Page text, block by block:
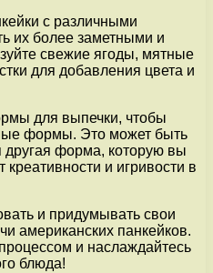
с различными
их более заметными и
свежие ягоды, мятные
для добавления цвета и
для выпечки, чтобы
формы. Это может быть
другая форма, которую вы
и игривости в
и придумывать свои
американских панкейков.
и наслаждайтесь
блюда!